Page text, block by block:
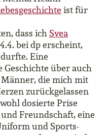
ist für
dass ich Svea
bei dp erscheint,
Eine
über auch
die mich mit
zurückgelassen
dosierte Prise
Freundschaft, eine
und Sports-